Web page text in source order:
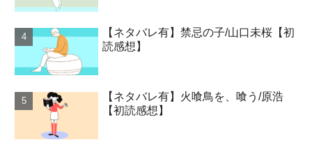
【ネタバレ有】禁忌の子/山口未桜【初
読感想】
【ネタバレ有】火喰鳥を、喰う/原浩
【初読感想】